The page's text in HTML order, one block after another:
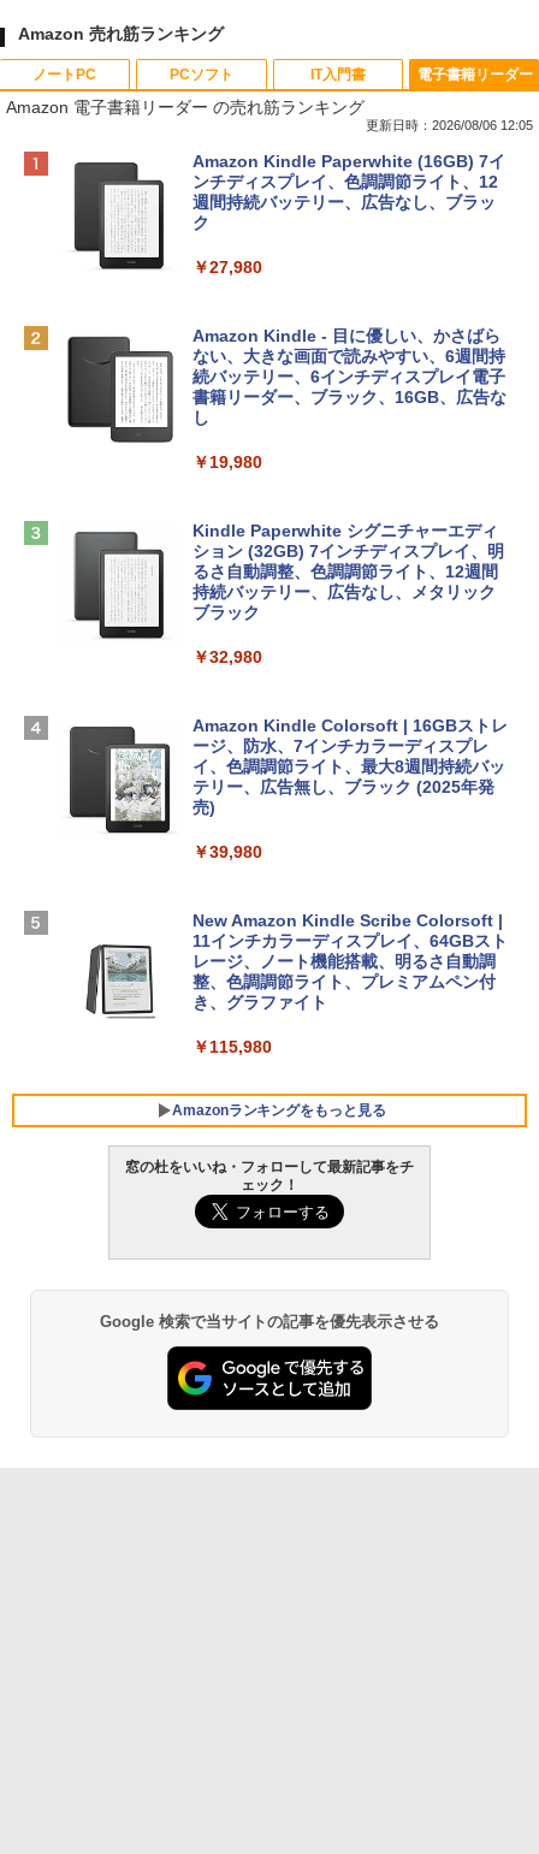
Amazon 売れ筋ランキング
ノートPC
Apple 2026 MacBook Neo A18 Proチッ
プ搭載13インチノートブック：AIとAppl
e Intelligenceのために設計、Liquid Ret
inaディスプレイ、8GBユニファイドメモ
eTime HDカメラ、Touch ID - インディ
￥137,800
tomtoc 360°保護 15.6 16インチ パソコ
ンケース Dell NEC Lavie ASUS HP dyna
Apple 2026 MacBook Air M5チップ搭載
13インチノートブック：AIとApple Intell
igence、13.6インチLiquid Retinaディ
スプレイ、24GBユニファイドメモリ、1
ームカメラ、日本語キーボード、Touch I
￥298,901
【Amazon.co.jp限定】 HP ノートパソコ
ン 15-fd 15.6インチ 16GBメモリ 512GB
FMV ノートパソコン WE1-K3 (MS 365 P
ersonal/Copilotキー搭載/Win 11/15.6型/
Core i5/16GB/SSD 512GB/ホワイト) FM
VWK3E15W_AZ
￥119,800
PCソフト
Xbox プリペイドカード 10,000円 デジタ
ルコード 【旧 Xbox ギフトカード】 [オ
ンラインコード]
定バーチャルアイテムを含む】 【オンラ
インゲームコード】 ロブロックス | オン
ラインコード版
￥1,300
ows11、10/mac対応|PC2台
￥39,582
定バーチャルアイテムを含む】 【オンラ
￥3,200
Robloxギフトカード - 1000 Robux 【限
インゲームコード】 ロブロックス |オン
￥1,600
IT入門書
生成AIパスポート公式テキスト 第４版
￥1,766
出す プロンプトの言葉 AI画像生成シリー
ズ (はぴーイラストLabo)
￥99
ClaudeCode いちばんやさしい 教科書:
にもKindle出版にも！ 非エンジニアのた
めのAIコーディング入門シリーズ
￥99
FM TOWNS ハイパー・カタログ: 本体ハ
￥1,600
1冊ですべて身につくHTML & CSSとWe
電子書籍リーダー
Amazon 電子書籍リーダー の売れ筋ランキング
更新日時：2026/08/06 12:05
Amazon Kindle Paperwhite (16GB) 7イ
ンチディスプレイ、色調調節ライト、12
週間持続バッテリー、広告なし、ブラッ
ク
￥27,980
Amazon Kindle - 目に優しい、かさばら
ない、大きな画面で読みやすい、6週間持
続バッテリー、6インチディスプレイ電子
書籍リーダー、ブラック、16GB、広告な
し
￥19,980
Kindle Paperwhite シグニチャーエディ
ション (32GB) 7インチディスプレイ、明
るさ自動調整、色調調節ライト、12週間
持続バッテリー、広告なし、メタリック
ブラック
￥32,980
Amazon Kindle Colorsoft | 16GBストレ
ージ、防水、7インチカラーディスプレ
イ、色調調節ライト、最大8週間持続バッ
テリー、広告無し、ブラック (2025年発
売)
￥39,980
New Amazon Kindle Scribe Colorsoft |
11インチカラーディスプレイ、64GBスト
レージ、ノート機能搭載、明るさ自動調
整、色調調節ライト、プレミアムペン付
き、グラファイト
￥115,980
Amazonランキングをもっと見る
窓の杜をいいね・フォローして最新記事をチ
ェック！
Google 検索で当サイトの記事を優先表示させる